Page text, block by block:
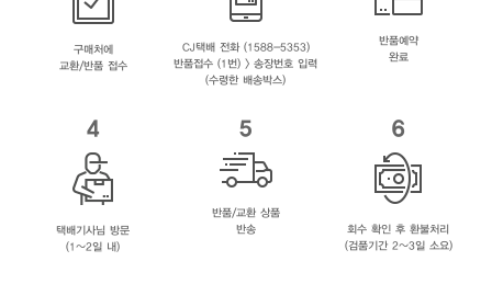
구매처에
교환/반품 접수
CJ택배 전화 (1588-5353)
반품접수 (1번) > 송장번호 입력
(수령한 배송박스)
반품예약
완료
4
택배기사님 방문
(1~2일 내)
5
반품/교환 상품
반송
6
회수 확인 후 환불처리
(검품기간 2~3일 소요)